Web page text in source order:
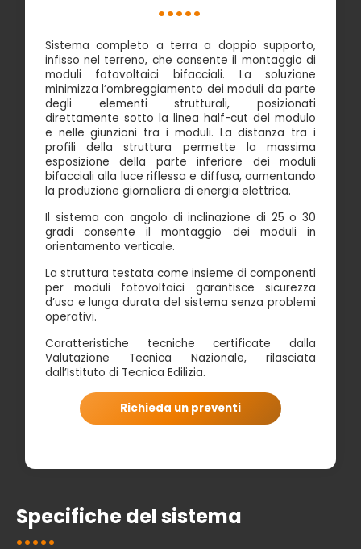
Sistema completo a terra a doppio supporto,
infisso nel terreno, che consente il montaggio di
moduli fotovoltaici bifacciali. La soluzione
minimizza l’ombreggiamento dei moduli da parte
degli elementi strutturali, posizionati
direttamente sotto la linea half-cut del modulo
e nelle giunzioni tra i moduli. La distanza tra i
profili della struttura permette la massima
esposizione della parte inferiore dei moduli
bifacciali alla luce riflessa e diffusa, aumentando
la produzione giornaliera di energia elettrica.
Il sistema con angolo di inclinazione di 25 o 30
gradi consente il montaggio dei moduli in
orientamento verticale.
La struttura testata come insieme di componenti
per moduli fotovoltaici garantisce sicurezza
d’uso e lunga durata del sistema senza problemi
operativi.
Caratteristiche tecniche certificate dalla
Valutazione Tecnica Nazionale, rilasciata
dall’Istituto di Tecnica Edilizia.
Richieda un preventi
Specifiche del sistema